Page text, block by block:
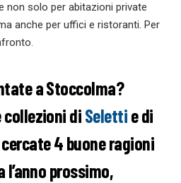
non solo per abitazioni private
anche per uffici e ristoranti. Per
a Stoccolma?
collezioni diSelettie di
cercate 4 buone ragioni
prossimo,